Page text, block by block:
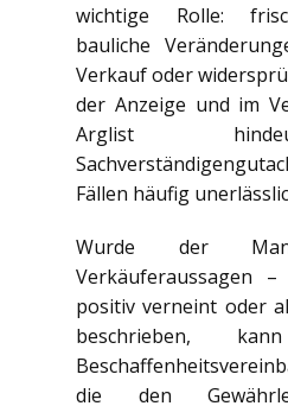
wichtige Rolle:
bauliche
Verkauf oder
der Anzeige und im
Arglist
Fällen häufig
Wurde der
Verkäuferaussagen
positiv verneint oder
beschrieben,
die den